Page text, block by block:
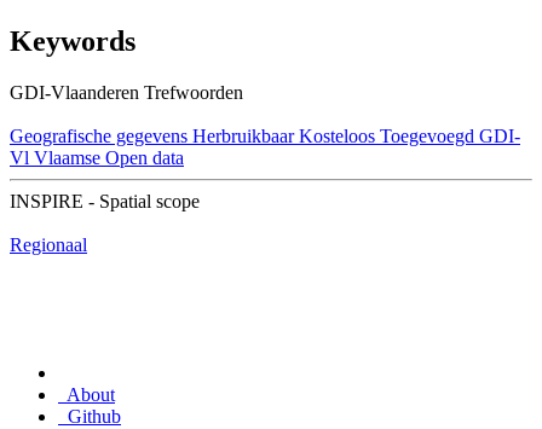
Keywords
GDI-Vlaanderen Trefwoorden
Geografische gegevens Herbruikbaar Kosteloos Toegevoegd GDI-
Vl Vlaamse Open data
INSPIRE - Spatial scope
Regionaal
About
Github